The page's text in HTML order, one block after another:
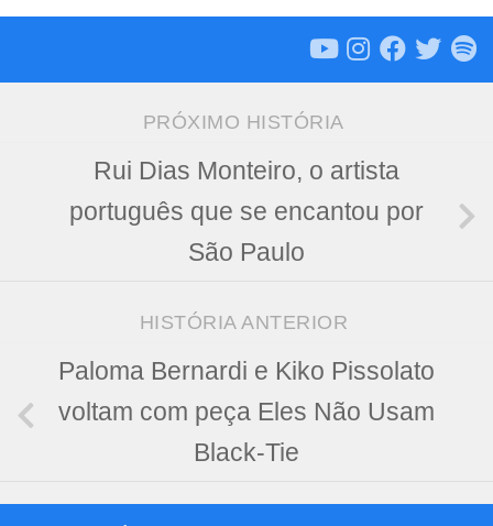
PRÓXIMO HISTÓRIA
Rui Dias Monteiro, o artista
português que se encantou por
São Paulo
HISTÓRIA ANTERIOR
Paloma Bernardi e Kiko Pissolato
voltam com peça Eles Não Usam
Black-Tie